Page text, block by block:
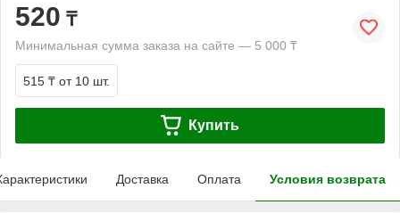
520 ₸
Минимальная сумма заказа на сайте — 5 000 ₸
515 ₸ от 10 шт.
Купить
Доставка Оплата Условия возврата